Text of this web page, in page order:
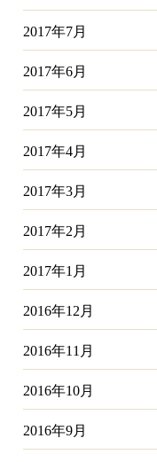
2017年7月
2017年6月
2017年5月
2017年4月
2017年3月
2017年2月
2017年1月
2016年12月
2016年11月
2016年10月
2016年9月